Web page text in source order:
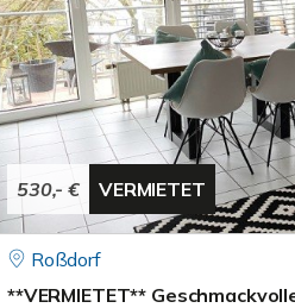
530,- € VERMIETET
Roßdorf
**VERMIETET**